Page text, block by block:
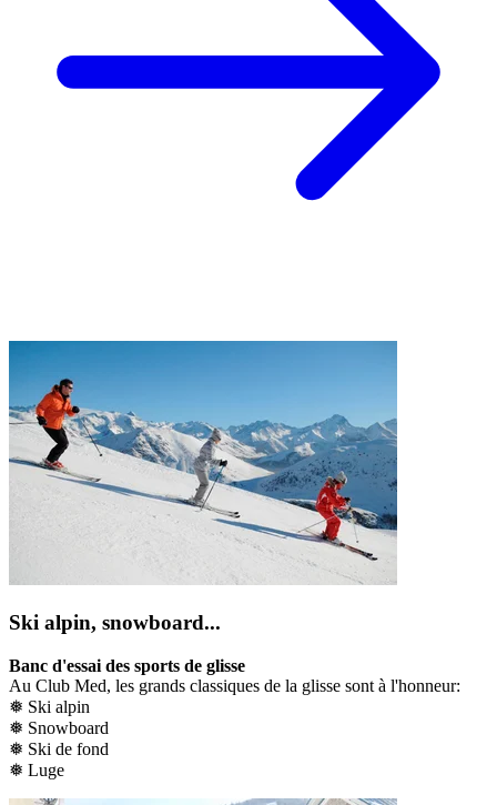
Ski alpin, snowboard...
Banc d'essai des sports de glisse
Au Club Med, les grands classiques de la glisse sont à l'honneur:
❅ Ski alpin
❅ Snowboard
❅ Ski de fond
❅ Luge